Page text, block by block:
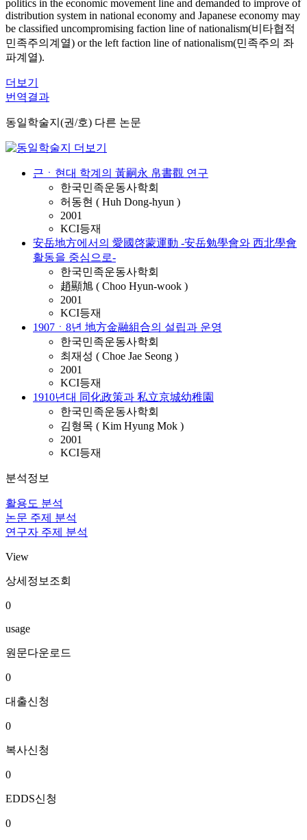
politics in the economic movement line and demanded to improve of
distribution system in national economy and Japanese economy may
be classified uncompromising faction line of nationalism(비타협적
민족주의계열) or the left faction line of nationalism(민족주의 좌
파계열).
더보기
번역결과
동일학술지(권/호) 다른 논문
근ㆍ현대 학계의 黃嗣永 帛書觀 연구
한국민족운동사학회
허동현 ( Huh Dong-hyun )
2001
KCI등재
安岳地方에서의 愛國啓蒙運動 -安岳勉學會와 西北學會
활동을 중심으로-
한국민족운동사학회
趙顯旭 ( Choo Hyun-wook )
2001
KCI등재
1907ㆍ8년 地方金融組合의 설립과 운영
한국민족운동사학회
최재성 ( Choe Jae Seong )
2001
KCI등재
1910년대 同化政策과 私立京城幼稚園
한국민족운동사학회
김형목 ( Kim Hyung Mok )
2001
KCI등재
분석정보
활용도 분석
논문 주제 분석
연구자 주제 분석
View
상세정보조회
0
usage
원문다운로드
0
대출신청
0
복사신청
0
EDDS신청
0